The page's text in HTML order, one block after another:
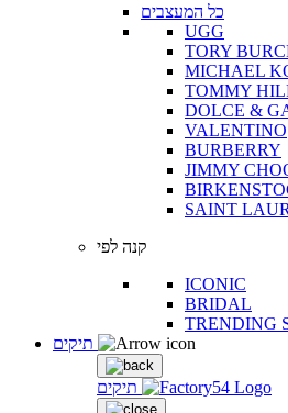
כל המעצבים
UGG
TORY
MICHAEL
TOMMY
DOLCE &
VALENTINO
BURBERRY
JIMMY
SAINT
קנה לפי
ICONIC
BRIDAL
TRENDING
תיקים